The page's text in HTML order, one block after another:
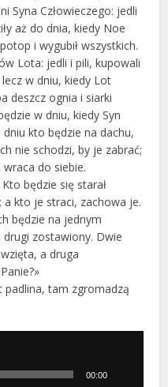
Syna Człowieczego: jedli
aż do dnia, kiedy Noe
i wygubił wszystkich.
Lota: jedli i pili, kupowali
w dniu, kiedy Lot
deszcz ognia i siarki
w dniu, kiedy Syn
kto będzie na dachu,
nie schodzi, by je zabrać;
do siebie.
będzie się starał
kto je straci, zachowa je.
będzie na jednym
drugi zostawiony. Dwie
a druga
padlina, tam zgromadzą
00:00